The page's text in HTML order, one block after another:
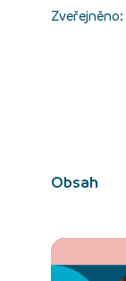
Zveřejněno:
Obsah